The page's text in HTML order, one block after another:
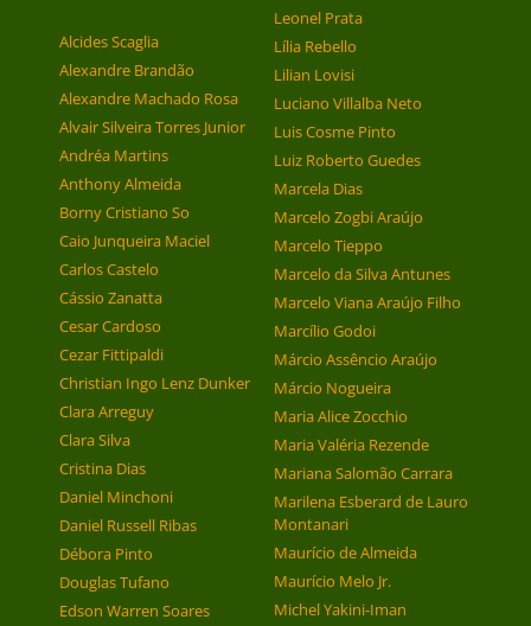
Alcides Scaglia
Alexandre Brandão
Alexandre Machado Rosa
Alvair Silveira Torres Junior
Andréa Martins
Anthony Almeida
Borny Cristiano So
Caio Junqueira Maciel
Carlos Castelo
Cássio Zanatta
Cesar Cardoso
Cezar Fittipaldi
Christian Ingo Lenz Dunker
Clara Arreguy
Clara Silva
Cristina Dias
Daniel Minchoni
Daniel Russell Ribas
Débora Pinto
Douglas Tufano
Edson Warren Soares
Leonel Prata
Lília Rebello
Lilian Lovisi
Luciano Villalba Neto
Luis Cosme Pinto
Luiz Roberto Guedes
Marcela Dias
Marcelo Zogbi Araújo
Marcelo Tieppo
Marcelo da Silva Antunes
Marcelo Viana Araújo Filho
Marcílio Godoi
Márcio Assêncio Araújo
Márcio Nogueira
Maria Alice Zocchio
Maria Valéria Rezende
Mariana Salomão Carrara
Marilena Esberard de Lauro
Montanari
Maurício de Almeida
Maurício Melo Jr.
Michel Yakini-Iman